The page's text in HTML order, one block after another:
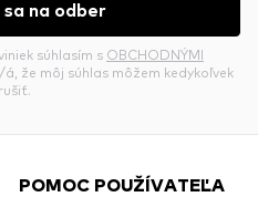
sa na odber
súhlasím s OBCHODNÝMI
že môj súhlas môžem kedykoľvek
POMOC POUŽÍVATEĽA